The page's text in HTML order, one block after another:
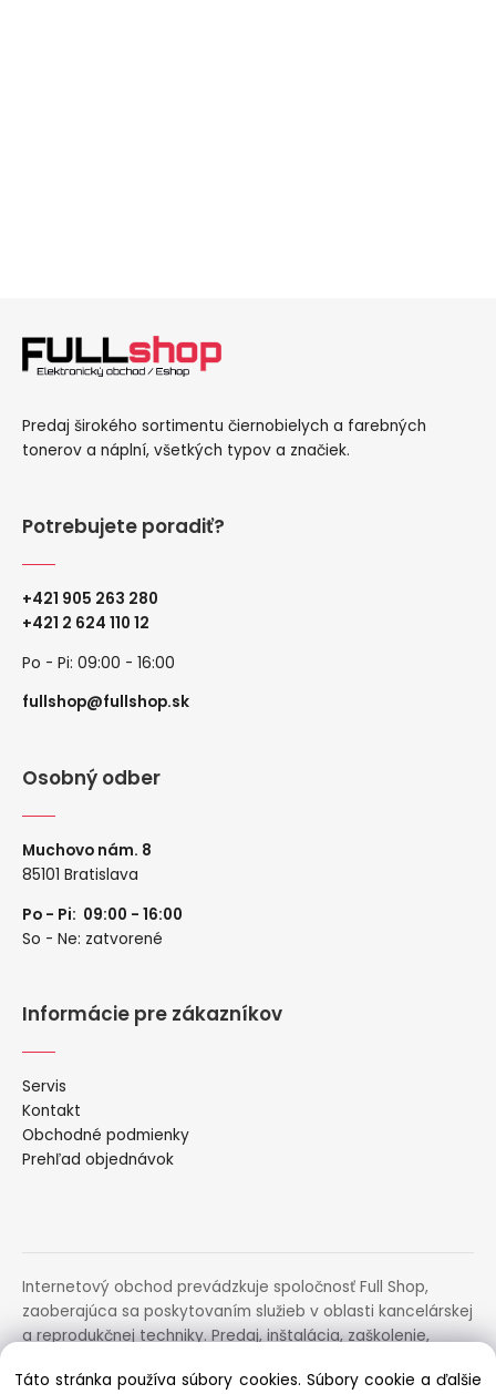
Predaj širokého sortimentu čiernobielych a farebných
tonerov a náplní, všetkých typov a značiek.
Potrebujete poradiť?
+421 905 263 280
+421 2 624 110 12
Po - Pi: 09:00 - 16:00
fullshop@fullshop.sk
Osobný odber
Muchovo nám. 8
85101 Bratislava
Po - Pi: 09:00 - 16:00
So - Ne: zatvorené
Informácie pre zákazníkov
Servis
Kontakt
Obchodné podmienky
Prehľad objednávok
Internetový obchod prevádzkuje spoločnosť Full Shop,
zaoberajúca sa poskytovaním služieb v oblasti kancelárskej
a reprodukčnej techniky. Predaj, inštalácia, zaškolenie,
zariadení.
Táto stránka používa súbory cookies. Súbory cookie a ďalšie